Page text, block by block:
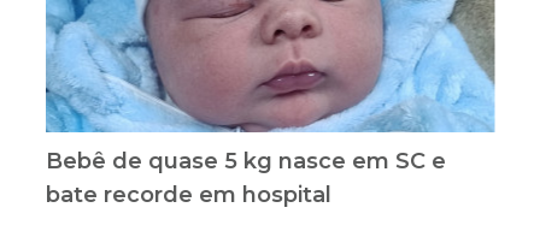
Bebê de quase 5 kg nasce em SC e
bate recorde em hospital